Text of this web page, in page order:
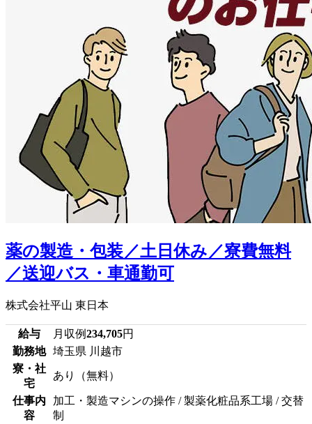
薬の製造・包装／土日休み／寮費無料
／送迎バス・車通勤可
株式会社平山 東日本
給与 月収例234,705円
勤務地
埼玉県 川越市
寮・社
宅
あり（無料）
仕事内
容
加工・製造マシンの操作 / 製薬化粧品系工場 / 交替
制